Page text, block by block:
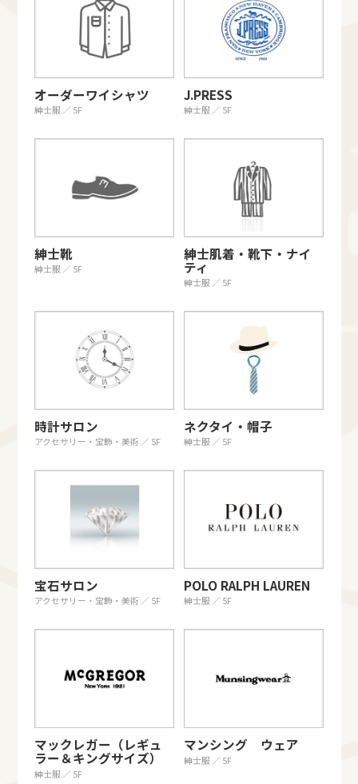
オーダーワイシャツ
紳士服 ／ 5F
J.PRESS
紳士服 ／ 5F
紳士靴
紳士服 ／ 5F
紳士肌着・靴下・ナイ
ティ
紳士服 ／ 5F
時計サロン
アクセサリー・宝飾・美術 ／ 5F
ネクタイ・帽子
紳士服 ／ 5F
宝石サロン
アクセサリー・宝飾・美術 ／ 5F
POLO RALPH LAUREN
紳士服 ／ 5F
マックレガー（レギュ
ラー＆キングサイズ）
紳士服 ／ 5F
マンシング ウェア
紳士服 ／ 5F